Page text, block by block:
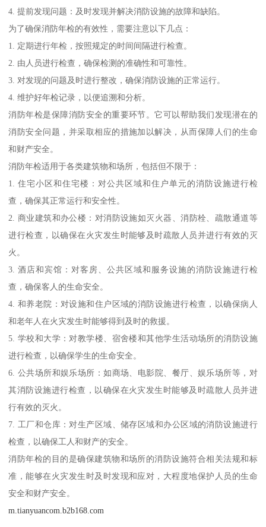
4. 提前发现问题：及时发现并解决消防设施的故障和缺陷。
为了确保消防年检的有效性，需要注意以下几点：
1. 定期进行年检，按照规定的时间间隔进行检查。
2. 由人员进行检查，确保检测的准确性和可靠性。
3. 对发现的问题及时进行整改，确保消防设施的正常运行。
4. 维护好年检记录，以便追溯和分析。
消防年检是保障消防安全的重要环节。它可以帮助我们发现潜在的
消防安全问题，并采取相应的措施加以解决，从而保障人们的生命
和财产安全。
消防年检适用于各类建筑物和场所，包括但不限于：
1. 住宅小区和住宅楼：对公共区域和住户单元的消防设施进行检
查，确保其正常运行和安全性。
2. 商业建筑和办公楼：对消防设施如灭火器、消防栓、疏散通道等
进行检查，以确保在火灾发生时能够及时疏散人员并进行有效的灭
火。
3. 酒店和宾馆：对客房、公共区域和服务设施的消防设施进行检
查，确保客人的生命安全。
4. 和养老院：对设施和住户区域的消防设施进行检查，以确保病人
和老年人在火灾发生时能够得到及时的救援。
5. 学校和大学：对教学楼、宿舍楼和其他学生活动场所的消防设施
进行检查，以确保学生的生命安全。
6. 公共场所和娱乐场所：如商场、电影院、餐厅、娱乐场所等，对
其消防设施进行检查，以确保在火灾发生时能够及时疏散人员并进
行有效的灭火。
7. 工厂和仓库：对生产区域、储存区域和办公区域的消防设施进行
检查，以确保工人和财产的安全。
消防年检的目的是确保建筑物和场所的消防设施符合相关法规和标
准，能够在火灾发生时及时发现和应对，大程度地保护人员的生命
安全和财产安全。
m.tianyuancom.b2b168.com